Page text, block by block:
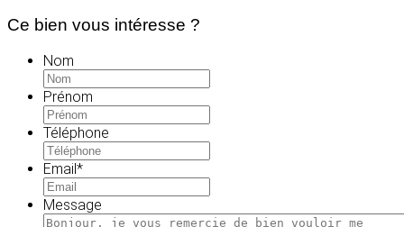
Ce bien vous intéresse ?
Nom
Prénom
Téléphone
Email*
Message